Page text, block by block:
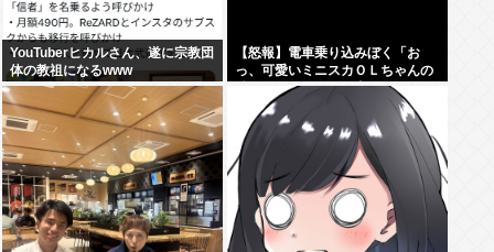
YouTuberヒカルさん、遂に宗教団
体の教祖になるwww
【怒報】電車乗り込みぼく「お
っ、可愛いミニスカＯＬちゃんの
隣あいてんじゃん！座ったろ！」
→結果w w w w w w w w